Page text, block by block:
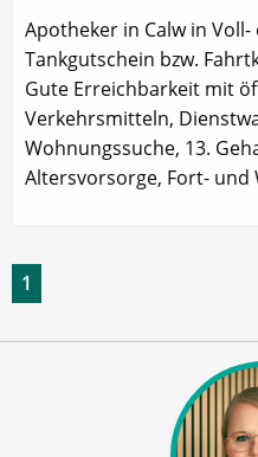
Apotheker in Calw in Voll-
Tankgutschein bzw.
Gute Erreichbarkeit mit
Verkehrsmitteln,
Wohnungssuche, 13.
Altersvorsorge, Fort- und
1